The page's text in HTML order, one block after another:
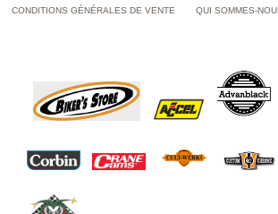
CONDITIONS GÉNÉRALES DE VENTE QUI SOMMES-